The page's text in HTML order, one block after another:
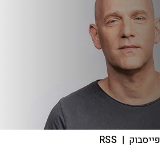
פייסבוק |
RSS